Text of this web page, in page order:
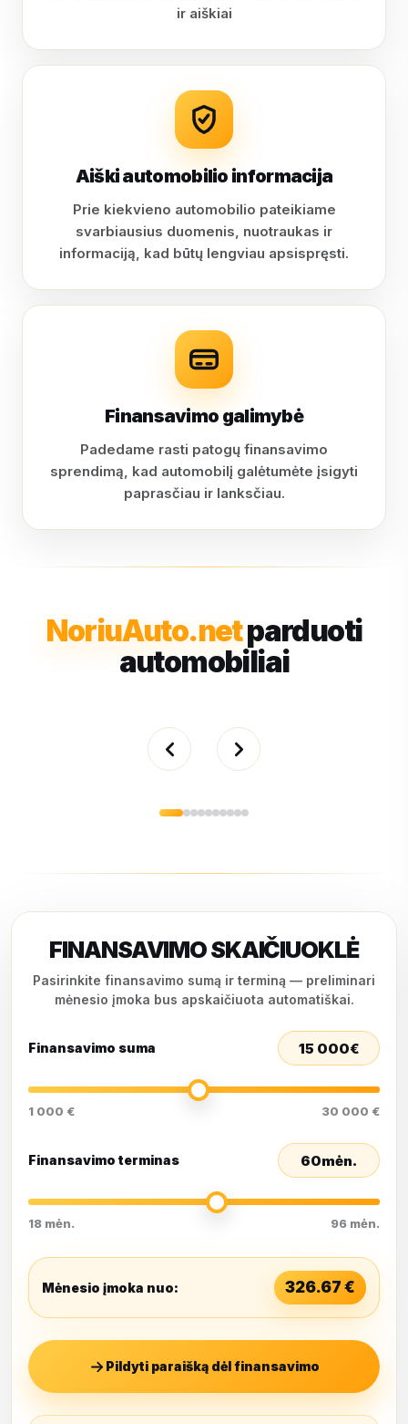
ir aiškiai
Aiški automobilio informacija
Prie kiekvieno automobilio pateikiame
svarbiausius duomenis, nuotraukas ir
informaciją, kad būtų lengviau apsispręsti.
Finansavimo galimybė
Padedame rasti patogų finansavimo
sprendimą, kad automobilį galėtumėte įsigyti
paprasčiau ir lanksčiau.
NoriuAuto.netparduoti
automobiliai
FINANSAVIMO SKAIČIUOKLĖ
Pasirinkite finansavimo sumą ir terminą — preliminari
mėnesio įmoka bus apskaičiuota automatiškai.
Finansavimo suma 15 000€
1 000 € 30 000 €
Finansavimo terminas 60mėn.
18 mėn. 96 mėn.
Mėnesio įmoka nuo: 326.67 €
Pildyti paraišką dėl finansavimo